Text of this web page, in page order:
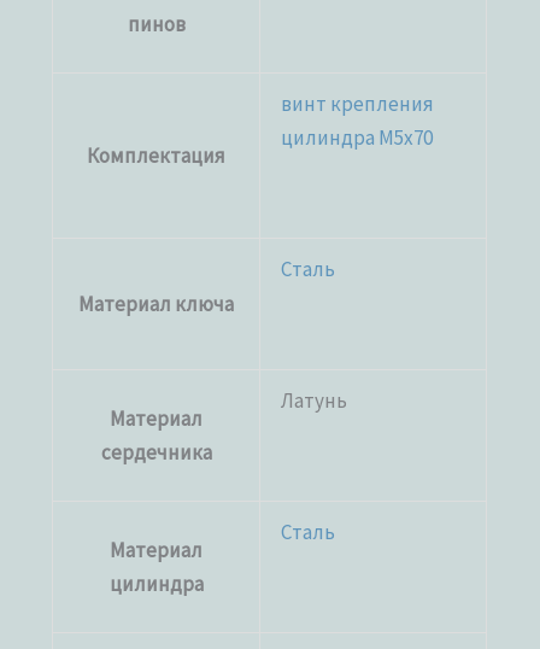
пинов
Комплектация
винт крепления
цилиндра M5x70
Материал ключа
Сталь
Материал
сердечника
Латунь
Материал
цилиндра
Сталь